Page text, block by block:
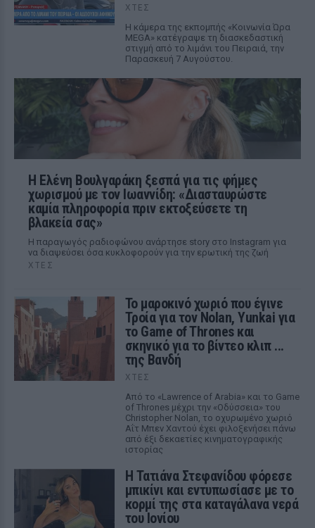
ΧΤΕΣ
Η κάμερα της εκπομπής «Κοινωνία Ώρα
MEGA» κατέγραψε τη διασκεδαστική
στιγμή από το λιμάνι του Πειραιά, την
Παρασκευή 7 Αυγούστου.
Η Ελένη Βουλγαράκη ξεσπά για τις φήμες
χωρισμού με τον Ιωαννίδη: «Διασταυρώστε
καμία πληροφορία πριν εκτοξεύσετε τη
βλακεία σας»
Η παραγωγός ραδιοφώνου ανάρτησε story στο Instagram για
να διαψεύσει όσα κυκλοφορούν για την ερωτική της ζωή
ΧΤΕΣ
Το μαροκινό χωριό που έγινε
Τροία για τον Nolan, Yunkai για
το Game of Thrones και
σκηνικό για το βίντεο κλιπ ...
της Βανδή
ΧΤΕΣ
Από το «Lawrence of Arabia» και το Game
of Thrones μέχρι την «Οδύσσεια» του
Christopher Nolan, το οχυρωμένο χωριό
Αΐτ Μπεν Χαντού έχει φιλοξενήσει πάνω
από έξι δεκαετίες κινηματογραφικής
ιστορίας
Η Τατιάνα Στεφανίδου φόρεσε
μπικίνι και εντυπωσίασε με το
κορμί της στα καταγάλανα νερά
του Ιονίου